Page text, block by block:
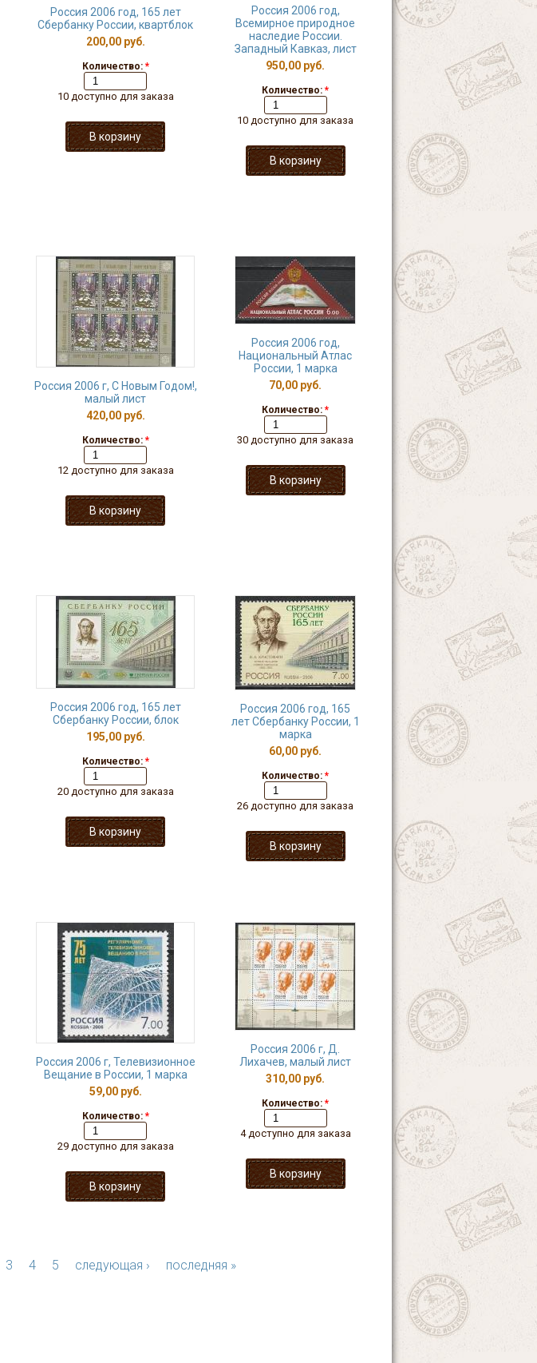
Россия 2006 год, 165 лет
Сбербанку России, квартблок
200,00 руб.
Количество: *
10 доступно для заказа
Россия 2006 год,
Всемирное природное
наследие России.
Западный Кавказ, лист
950,00 руб.
Количество: *
10 доступно для заказа
Россия 2006 г, С Новым Годом!,
малый лист
420,00 руб.
Количество: *
12 доступно для заказа
Россия 2006 год,
Национальный Атлас
России, 1 марка
70,00 руб.
Количество: *
30 доступно для заказа
Россия 2006 год, 165 лет
Сбербанку России, блок
195,00 руб.
Количество: *
20 доступно для заказа
Россия 2006 год, 165
лет Сбербанку России, 1
марка
60,00 руб.
Количество: *
26 доступно для заказа
Россия 2006 г, Телевизионное
Вещание в России, 1 марка
59,00 руб.
Количество: *
29 доступно для заказа
Россия 2006 г, Д.
Лихачев, малый лист
310,00 руб.
Количество: *
4 доступно для заказа
3 4 5 следующая › последняя »